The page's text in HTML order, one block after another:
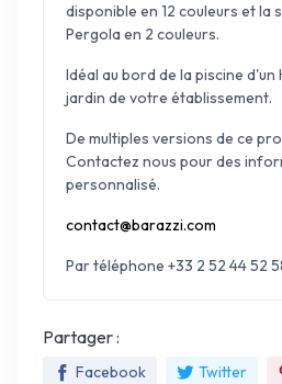
disponible en 12 couleurs et la
Pergola en 2 couleurs.
Idéal au bord de la piscine d'un
jardin de votre établissement.
De multiples versions de ce
Contactez nous pour des
personnalisé.
contact@barazzi.com
Par téléphone +33 2 52 44 52
Partager :
Facebook Twitter